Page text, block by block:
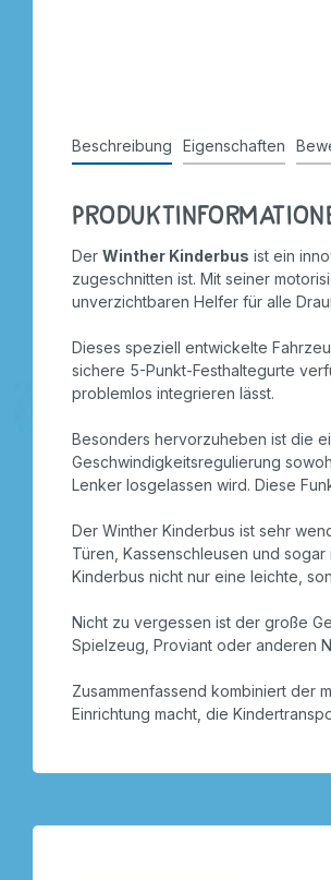
Beschreibung Eigenschaften
Der Winther Kinderbus ist ein
zugeschnitten ist. Mit seiner
unverzichtbaren Helfer für alle
Dieses speziell entwickelte
sichere 5-Punkt-Festhaltegurte
problemlos integrieren lässt.
Besonders hervorzuheben ist die
Geschwindigkeitsregulierung
Lenker losgelassen wird. Diese
Der Winther Kinderbus ist sehr
Türen, Kassenschleusen und
Kinderbus nicht nur eine leichte,
Nicht zu vergessen ist der große
Spielzeug, Proviant oder anderen
Zusammenfassend kombiniert der
Einrichtung macht, die